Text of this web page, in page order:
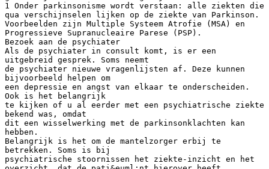
1 Onder parkinsonisme wordt verstaan: alle ziekten die
qua verschijnselen lijken op de ziekte van Parkinson.
Voorbeelden zijn Multiple Systeem Atrofie (MSA) en
Progressieve Supranucleaire Parese (PSP).
Bezoek aan de psychiater
Als de psychiater in consult komt, is er een
uitgebreid gesprek. Soms neemt
de psychiater nieuwe vragenlijsten af. Deze kunnen
bijvoorbeeld helpen om
een depressie en angst van elkaar te onderscheiden.
Ook is het belangrijk
te kijken of u al eerder met een psychiatrische ziekte
bekend was, omdat
dit een wisselwerking met de parkinsonklachten kan
hebben.
Belangrijk is het om de mantelzorger erbij te
betrekken. Soms is bij
psychiatrische stoornissen het ziekte-inzicht en het